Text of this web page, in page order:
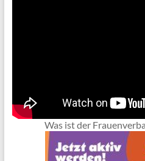
Was ist der